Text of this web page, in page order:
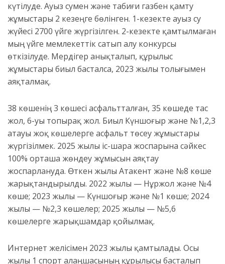
күтілуде. Ауыз сумен және табиғи газбен қамту
жұмыстары 2 кезеңге бөлінген. 1-кезекте ауыз су
жүйесі 2700 үйге жүргізілген. 2-кезекте қамтылмаған
мың үйге мемлекеттік сатып алу конкурсы
өткізілуде. Мердігер анықталып, құрылыс
жұмыстары биыл басталса, 2023 жылы толығымен
аяқталмақ.
38 көшенің 3 көшесі асфальтталған, 35 көшеде тас
жол, 6-уы топырақ жол. Биыл Күншоғыр және №1,2,3
атауы жоқ көшелерге асфальт төсеу жұмыстары
жүргізілмек. 2025 жылы іс-шара жоспарына сәйкес
100% орташа жөндеу жұмысын аяқтау
жоспарлануда. Өткен жылы Атакент және №8 көше
жарықтандырылды. 2022 жылы — Нұржол және №4
көше; 2023 жылы — Күншоғыр және №1 көше; 2024
жылы — №2,3 көшелер; 2025 жылы — №5,6
көшелерге жарықшамдар қойылмақ.
Интернет желісімен 2023 жылы қамтылады. Осы
жылы 1 спорт алаңшасының құрылысы басталып